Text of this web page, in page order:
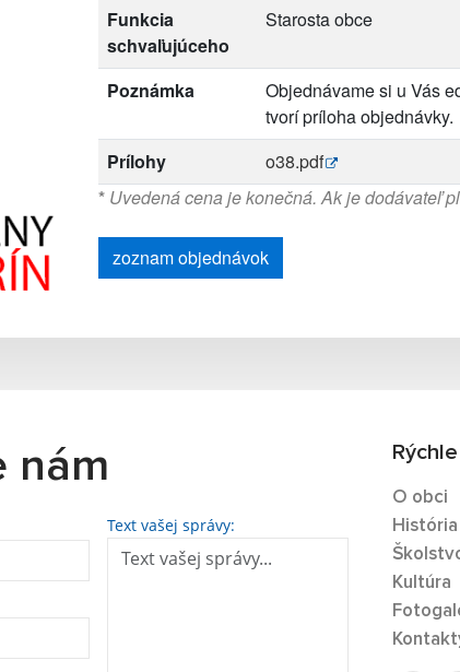
Funkcia
schvaľujúceho
Starosta obce
Poznámka
Objednávame si u Vás
tvorí príloha objednávky.
Prílohy
o38.pdf
* Uvedená cena je konečná. Ak je dodávateľ
zoznam objednávok
nám
Text vašej správy:
O obci
História
Kultúra